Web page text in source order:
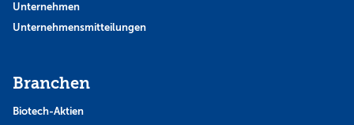
Unternehmen
Unternehmensmitteilungen
Branchen
Biotech-Aktien